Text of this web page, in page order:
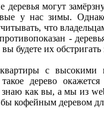
могут
у нас зимы.
что
-
будете их обстригать
с высокими
дерево
как вы, а мы из
бы кофейным деревом